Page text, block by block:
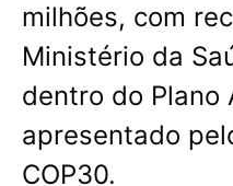
milhões, com
Ministério da
dentro do Plano
apresentado
COP30.